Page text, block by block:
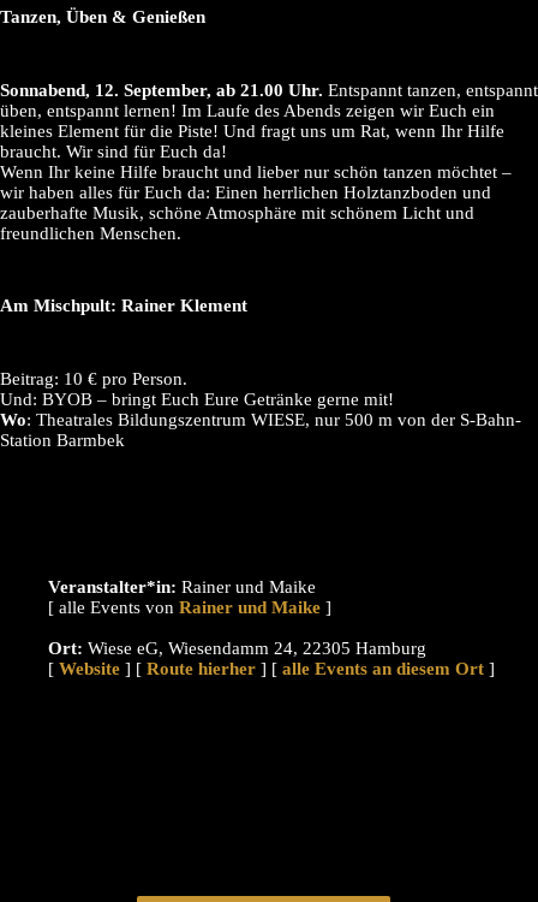
Tanzen, Üben & Genießen
Sonnabend, 12. September, ab 21.00 Uhr. Entspannt tanzen, entspannt
üben, entspannt lernen! Im Laufe des Abends zeigen wir Euch ein
kleines Element für die Piste! Und fragt uns um Rat, wenn Ihr Hilfe
braucht. Wir sind für Euch da!
Wenn Ihr keine Hilfe braucht und lieber nur schön tanzen möchtet –
wir haben alles für Euch da: Einen herrlichen Holztanzboden und
zauberhafte Musik, schöne Atmosphäre mit schönem Licht und
freundlichen Menschen.
Am Mischpult: Rainer Klement
Beitrag: 10 € pro Person.
Und: BYOB – bringt Euch Eure Getränke gerne mit!
Wo: Theatrales Bildungszentrum WIESE, nur 500 m von der S-Bahn-
Station Barmbek
Veranstalter*in: Rainer und Maike
[ alle Events von
]
Ort: Wiese eG, Wiesendamm 24, 22305 Hamburg
[ Website ] [ Route hierher ] [ alle Events an diesem Ort ]